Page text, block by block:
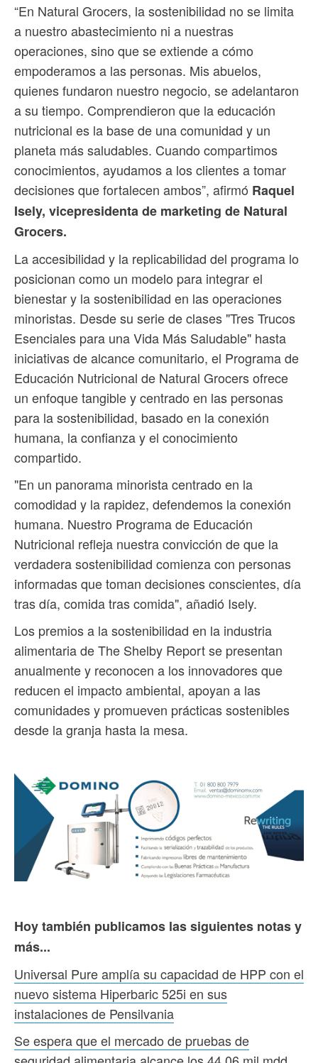
“En Natural Grocers, la sostenibilidad no se limita
a nuestro abastecimiento ni a nuestras
operaciones, sino que se extiende a cómo
empoderamos a las personas. Mis abuelos,
quienes fundaron nuestro negocio, se adelantaron
a su tiempo. Comprendieron que la educación
nutricional es la base de una comunidad y un
planeta más saludables. Cuando compartimos
conocimientos, ayudamos a los clientes a tomar
decisiones que fortalecen ambos”, afirmó Raquel
Isely, vicepresidenta de marketing de Natural
Grocers.
La accesibilidad y la replicabilidad del programa lo
posicionan como un modelo para integrar el
bienestar y la sostenibilidad en las operaciones
minoristas. Desde su serie de clases "Tres Trucos
Esenciales para una Vida Más Saludable" hasta
iniciativas de alcance comunitario, el Programa de
Educación Nutricional de Natural Grocers ofrece
un enfoque tangible y centrado en las personas
para la sostenibilidad, basado en la conexión
humana, la confianza y el conocimiento
compartido.
"En un panorama minorista centrado en la
comodidad y la rapidez, defendemos la conexión
humana. Nuestro Programa de Educación
Nutricional refleja nuestra convicción de que la
verdadera sostenibilidad comienza con personas
informadas que toman decisiones conscientes, día
tras día, comida tras comida", añadió Isely.
Los premios a la sostenibilidad en la industria
alimentaria de The Shelby Report se presentan
anualmente y reconocen a los innovadores que
reducen el impacto ambiental, apoyan a las
comunidades y promueven prácticas sostenibles
desde la granja hasta la mesa.
Hoy también publicamos las siguientes notas y
más...
Universal Pure amplía su capacidad de HPP con el
nuevo sistema Hiperbaric 525i en sus
instalaciones de Pensilvania
Se espera que el mercado de pruebas de